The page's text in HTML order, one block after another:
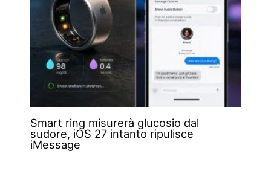
Smart ring misurerà glucosio dal
sudore, iOS 27 intanto ripulisce
iMessage